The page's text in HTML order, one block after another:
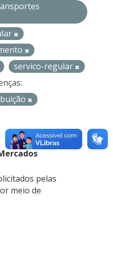
servico-regular
pelas
meio de